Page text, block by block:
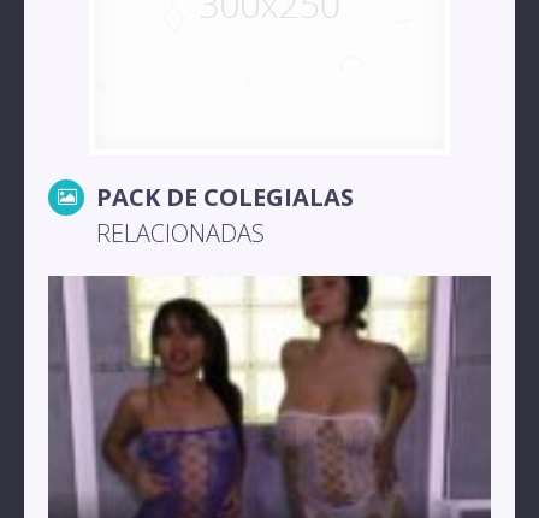
PACK DE COLEGIALAS
RELACIONADAS